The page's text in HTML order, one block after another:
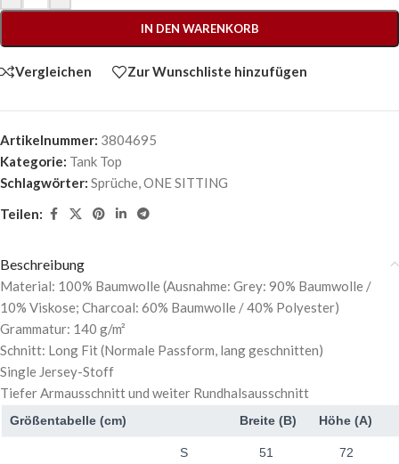
IN DEN WARENKORB
Vergleichen Zur Wunschliste hinzufügen
Artikelnummer: 3804695
Kategorie: Tank Top
Schlagwörter: Sprüche,ONE SITTING
Teilen:
Beschreibung
Material: 100% Baumwolle (Ausnahme: Grey: 90% Baumwolle /
10% Viskose; Charcoal: 60% Baumwolle / 40% Polyester)
Grammatur: 140 g/m²
Schnitt: Long Fit (Normale Passform, lang geschnitten)
Single Jersey-Stoff
Tiefer Armausschnitt und weiter Rundhalsausschnitt